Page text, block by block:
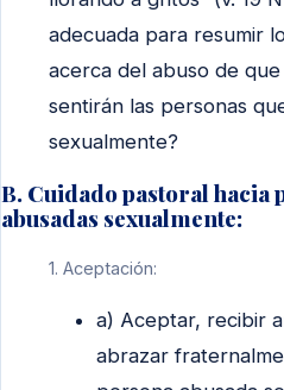
adecuada para resumir
acerca del abuso de
sentirán las personas
sexualmente?
B. Cuidado pastoral hacia
abusadas sexualmente:
1. Aceptación:
a) Aceptar, recibir
abrazar